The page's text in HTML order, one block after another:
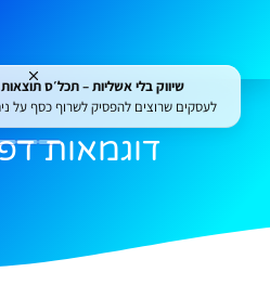
שיווק בלי אשליות – תכל׳ס
לעסקים שרוצים להפסיק לשרוף כסף על
דוגמאות